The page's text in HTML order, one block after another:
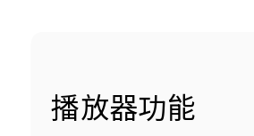
播放器功能